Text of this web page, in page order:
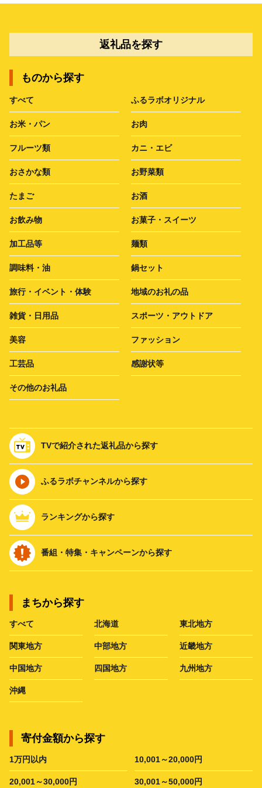
返礼品を探す
ものから探す
すべて ふるラボオリジナル
お米・パン お肉
フルーツ類 カニ・エビ
おさかな類 お野菜類
たまご お酒
お飲み物 お菓子・スイーツ
加工品等 麺類
調味料・油 鍋セット
旅行・イベント・体験 地域のお礼の品
雑貨・日用品 スポーツ・アウトドア
美容 ファッション
工芸品 感謝状等
その他のお礼品
TVで紹介された返礼品から探す
ふるラボチャンネルから探す
ランキングから探す
番組・特集・キャンペーンから探す
まちから探す
すべて 北海道 東北地方
関東地方 中部地方 近畿地方
中国地方 四国地方 九州地方
沖縄
寄付金額から探す
1万円以内 10,001～20,000円
20,001～30,000円 30,001～50,000円